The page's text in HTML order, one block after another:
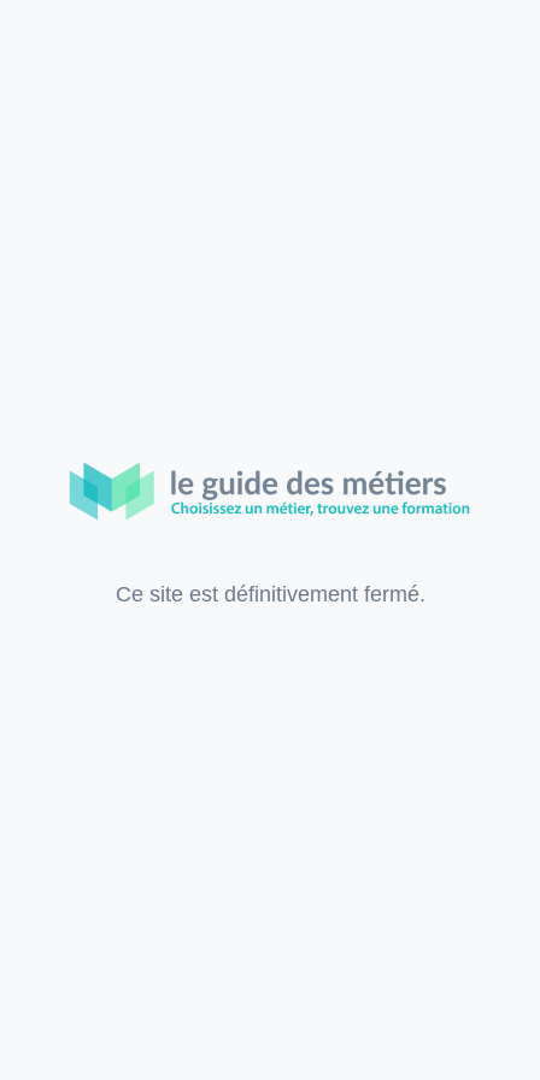
Ce site est définitivement fermé.